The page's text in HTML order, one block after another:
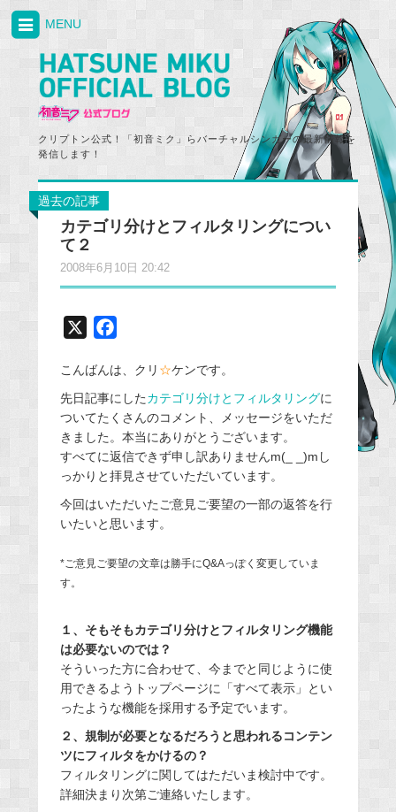
クリプトン公式！「初音ミク」らバーチャルシンガーの最新情報を
発信します！
MENU
過去の記事
カテゴリ分けとフィルタリングについ
て２
2008年6月10日 20:42
c
e
b
o
o
こんばんは、クリ ☆ケンです。
先日記事にしたカテゴリ分けとフィルタリングに
ついてたくさんのコメント、メッセージをいただ
きました。本当にありがとうございます。
すべてに返信できず申し訳ありませんm(_ _)mし
っかりと拝見させていただいています。
今回はいただいたご意見ご要望の一部の返答を行
いたいと思います。
*ご意見ご要望の文章は勝手にQ&Aっぽく変更していま
す。
１、そもそもカテゴリ分けとフィルタリング機能
は必要ないのでは？
そういった方に合わせて、今までと同じように使
用できるようトップページに「すべて表示」とい
ったような機能を採用する予定でいます。
２、規制が必要となるだろうと思われるコンテン
ツにフィルタをかけるの？
フィルタリングに関してはただいま検討中です。
詳細決まり次第ご連絡いたします。